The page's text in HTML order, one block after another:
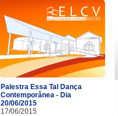
Palestra Essa Tal Dança
Contemporânea - Dia
20/06/2015
17/06/2015